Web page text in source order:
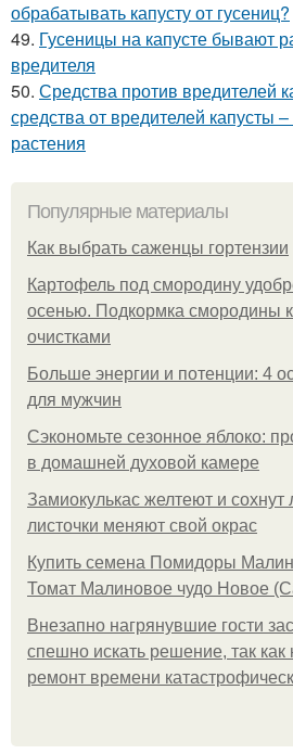
обрабатывать капусту от гусениц?
49. Гусеницы на капусте бывают
вредителя
50. Средства против вредителей
средства от вредителей капусты
растения
Популярные материалы
Как выбрать саженцы гортензии
Картофель под смородину
осенью. Подкормка смородины
очистками
Больше энергии и потенции: 4
для мужчин
Сэкономьте сезонное яблоко:
в домашней духовой камере
Замиокулькас желтеют и сохнут
листочки меняют свой окрас
Купить семена Помидоры
Томат Малиновое чудо Новое
Внезапно нагрянувшие гости
спешно искать решение, так как
ремонт времени